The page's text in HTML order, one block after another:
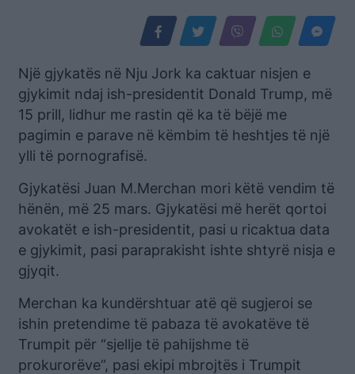
Një gjykatës në Nju Jork ka caktuar nisjen e
gjykimit ndaj ish-presidentit Donald Trump, më
15 prill, lidhur me rastin që ka të bëjë me
pagimin e parave në këmbim të heshtjes të një
ylli të pornografisë.
Gjykatësi Juan M.Merchan mori këtë vendim të
hënën, më 25 mars. Gjykatësi më herët qortoi
avokatët e ish-presidentit, pasi u ricaktua data
e gjykimit, pasi paraprakisht ishte shtyrë nisja e
gjyqit.
Merchan ka kundërshtuar atë që sugjeroi se
ishin pretendime të pabaza të avokatëve të
Trumpit për “sjellje të pahijshme të
prokurorëve”, pasi ekipi mbrojtës i Trumpit